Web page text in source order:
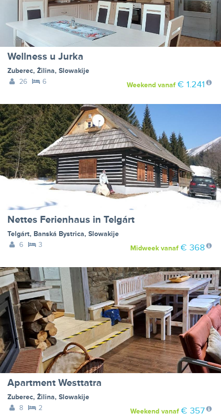
Wellness u Jurka
Zuberec, Žilina, Slowakije
26
6 Weekendvanaf € 1.241
Nettes Ferienhaus in Telgárt
Telgárt, Banská Bystrica, Slowakije
6
3 Midweekvanaf € 368
Apartment Westtatra
Zuberec, Žilina, Slowakije
8
2 Weekendvanaf € 357